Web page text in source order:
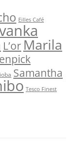
Eilles Café
L’or Marila
Samantha
Tesco Finest